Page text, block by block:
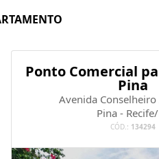
Ponto Comercial
Pina
Avenida Conselheiro
Pina - Recife/
CÓD.: 134294